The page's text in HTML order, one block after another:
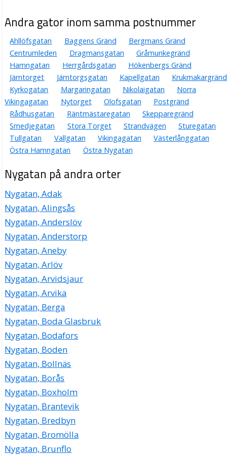
Andra gator inom samma postnummer
Ahllöfsgatan Baggens Gränd
Bergmans Gränd
Centrumleden
Dragmansgatan
Gråmunkegränd
Hamngatan
Herrgårdsgatan
Hökenbergs Gränd
Järntorget
Järntorgsgatan Kapellgatan
Krukmakargränd
Kyrkogatan
Margaringatan Nikolaigatan
Norra
Vikingagatan
Nytorget Olofsgatan
Postgränd
Rådhusgatan
Räntmästaregatan
Skepparegränd
Smedjegatan
Stora Torget Strandvägen
Sturegatan
Tullgatan
Vallgatan Vikingagatan
Västerlånggatan
Östra Hamngatan
Östra Nygatan
Nygatan på andra orter
Nygatan, Adak
Nygatan, Alingsås
Nygatan, Anderslöv
Nygatan, Anderstorp
Nygatan, Aneby
Nygatan, Arlöv
Nygatan, Arvidsjaur
Nygatan, Arvika
Nygatan, Berga
Nygatan, Boda Glasbruk
Nygatan, Bodafors
Nygatan, Boden
Nygatan, Bollnäs
Nygatan, Borås
Nygatan, Boxholm
Nygatan, Brantevik
Nygatan, Bredbyn
Nygatan, Bromölla
Nygatan, Brunflo